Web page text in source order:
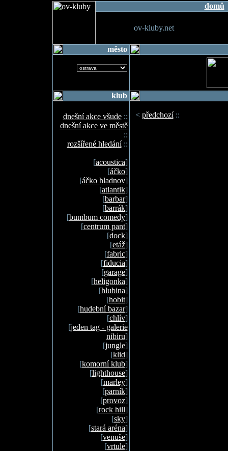
domů
ov-kluby.net
město
klub
dnešní akce všude::
dnešní akce ve městě
::
rozšířené hledání::
[acoustica]
[áčko]
[áčko hladnov]
[atlantik]
[barbar]
[barrák]
[bumbum comedy]
[centrum pant]
[dock]
[etáž]
[fabric]
[fiducia]
[garage]
[heligonka]
[hlubina]
[hobit]
[hudební bazar]
[chlív]
[jeden tag - galerie
nibiru]
[jungle]
[klid]
[komorní klub]
[lighthouse]
[marley]
[parník]
[provoz]
[rock hill]
[sky]
[stará aréna]
[venuše]
[vrtule]
< předchozí::